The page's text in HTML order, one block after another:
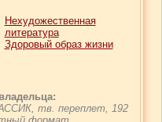
Нехудожественная
литература
Здоровый образ жизни
тв. переплет, 192